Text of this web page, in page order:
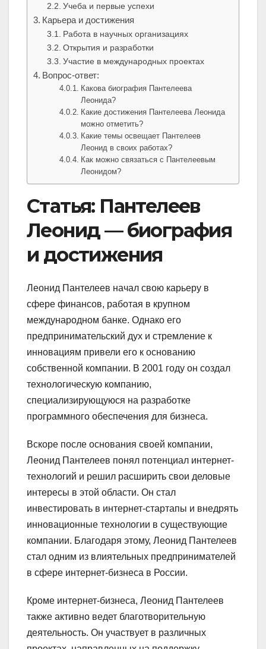
Учеба и первые успехи
Карьера и достижения
Работа в научных организациях
Открытия и разработки
Участие в международных проектах
Вопрос-ответ:
Какова биография Пантелеева
Леонида?
Какие достижения Пантелеева Леонида
можно отметить?
Какие темы освещает Пантелеев
Леонид в своих работах?
Как можно связаться с Пантелеевым
Леонидом?
Статья: Пантелеев
Леонид — биография
и достижения
Леонид Пантелеев начал свою карьеру в
сфере финансов, работая в крупном
международном банке. Однако его
предпринимательский дух и стремление к
инновациям привели его к основанию
собственной компании. В 2001 году он создал
технологическую компанию,
специализирующуюся на разработке
программного обеспечения для бизнеса.
Вскоре после основания своей компании,
Леонид Пантелеев понял потенциал интернет-
технологий и решил расширить свои деловые
интересы в этой области. Он стал
инвестировать в интернет-стартапы и внедрять
инновационные технологии в существующие
компании. Благодаря этому, Леонид Пантелеев
стал одним из влиятельных предпринимателей
в сфере интернет-бизнеса в России.
Кроме интернет-бизнеса, Леонид Пантелеев
также активно ведет благотворительную
деятельность. Он участвует в различных